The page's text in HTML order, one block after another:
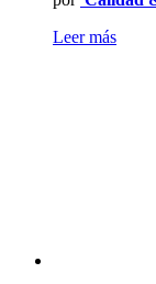
Leer más